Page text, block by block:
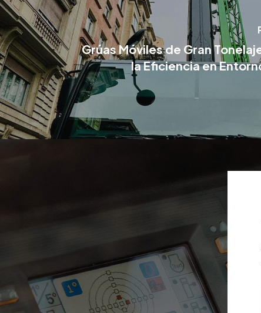
Grúas Móviles de Gran
la Eficiencia en